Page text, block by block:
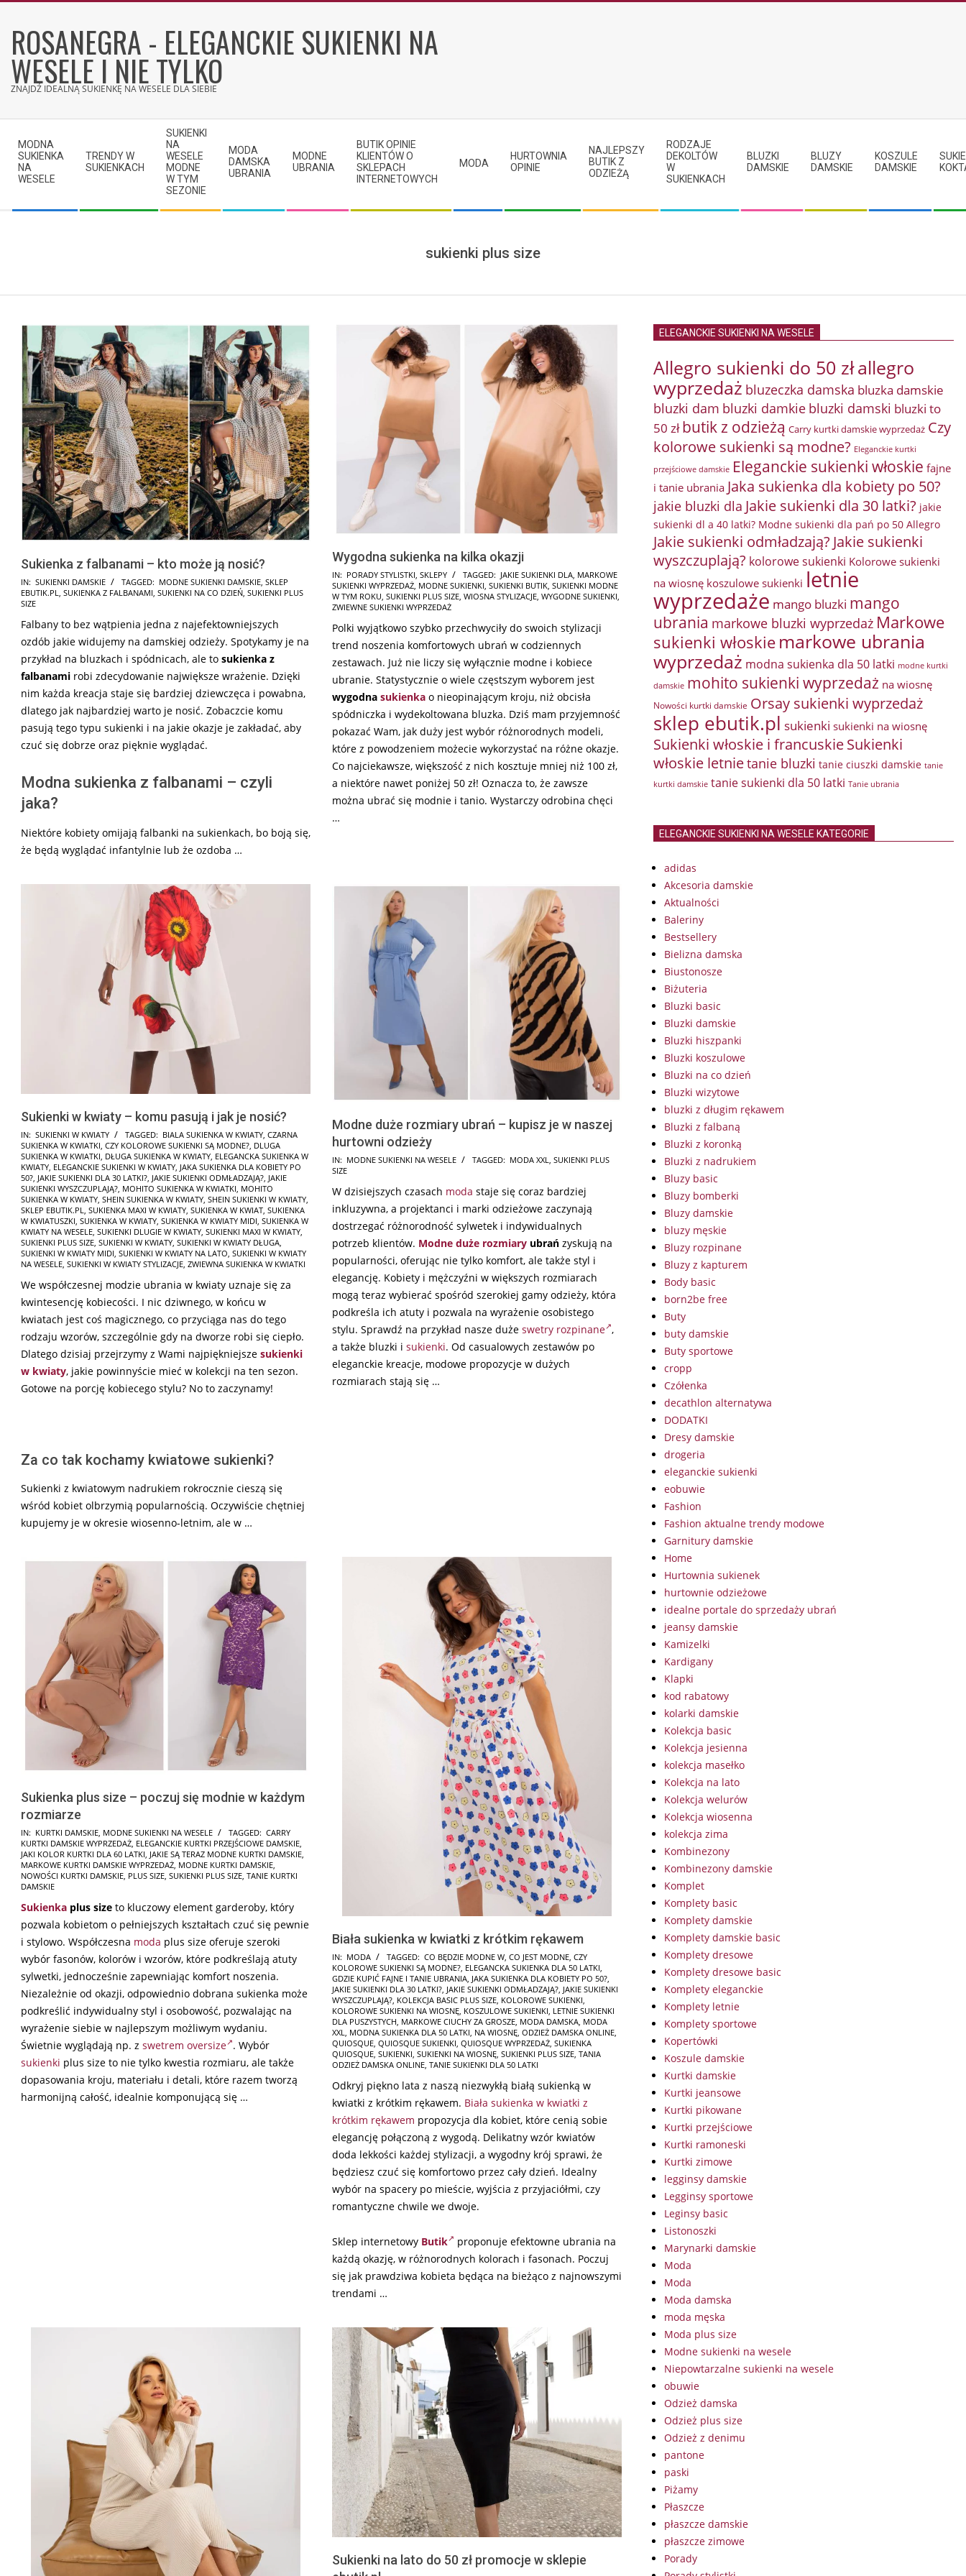
contentROSANEGRA - ELEGANCKIE SUKIENKI NA
WESELE I NIE TYLKO
ZNAJDŹ IDEALNĄ SUKIENKĘ NA WESELE DLA SIEBIE
Navigation
Menu
MODNA
SUKIENKA
NA
WESELE
TRENDY W
SUKIENKACH
SUKIENKI
NA
WESELE
MODNE
W TYM
SEZONIE
MODA
DAMSKA
UBRANIA
MODNE
UBRANIA
BUTIK OPINIE
KLIENTÓW O
SKLEPACH
INTERNETOWYCH
MODA
HURTOWNIA
OPINIE
NAJLEPSZY
BUTIK Z
ODZIEŻĄ
RODZAJE
DEKOLTÓW
W
SUKIENKACH
BLUZKI
DAMSKIE
BLUZY
DAMSKIE
KOSZULE
DAMSKIE
sukienki plus size
Sukienka z falbanami – kto może ją nosić?
2026-
06-
IN: SUKIENKI DAMSKIE TAGGED: MODNE SUKIENKI DAMSKIE, SKLEP
EBUTIK.PL, SUKIENKA Z FALBANAMI, SUKIENKI NA CO DZIEŃ, SUKIENKI PLUS
SIZE
Falbany to bez wątpienia jedna z najefektowniejszych
ozdób jakie widujemy na damskiej odzieży. Spotykamy je na
przykład na bluzkach i spódnicach, ale to sukienka z
falbanami robi zdecydowanie największe wrażenie. Dzięki
nim każda kreacja staje się bardziej dziewczęca i powabna,
dlatego jak najbardziej warto je nosić. Zobaczcie komu
pasują tego typu sukienki i na jakie okazje je zakładać, aby
czuć się dobrze oraz pięknie wyglądać.
Modna sukienka z falbanami – czyli
jaka?
Niektóre kobiety omijają falbanki na sukienkach, bo boją się,
że będą wyglądać infantylnie lub że ozdoba …
Wygodna sukienka na kilka okazji
2025-
03-
04
IN: PORADY STYLISTKI, SKLEPY TAGGED: JAKIE SUKIENKI DLA, MARKOWE
SUKIENKI WYPRZEDAŻ, MODNE SUKIENKI, SUKIENKI BUTIK, SUKIENKI MODNE
W TYM ROKU, SUKIENKI PLUS SIZE, WIOSNA STYLIZACJE, WYGODNE SUKIENKI,
ZWIEWNE SUKIENKI WYPRZEDAŻ
Polki wyjątkowo szybko przechwyciły do swoich stylizacji
trend noszenia komfortowych ubrań w codziennych
zestawach. Już nie liczy się wyłącznie modne i kobiece
ubranie. Statystycznie o wiele częstszym wyborem jest
wygodna sukienka o nieopinającym kroju, niż obcisła
spódniczka i wydekoltowana bluzka. Dziś mam przyjemność
pokazać Wam, jak duży jest wybór różnorodnych modeli,
które z powodzeniem możecie wykorzystać na różne okazje.
Co najciekawsze, większość z nich kosztuje mniej niż 100 zł,
a niektóre nawet poniżej 50 zł! Oznacza to, że zawsze
można ubrać się modnie i tanio. Wystarczy odrobina chęci
…
Sukienki w kwiaty – komu pasują i jak je nosić?
2025-
01-
24
IN: SUKIENKI W KWIATY TAGGED: BIALA SUKIENKA W KWIATY, CZARNA
SUKIENKA W KWIATKI, CZY KOLOROWE SUKIENKI SĄ MODNE?, DLUGA
SUKIENKA W KWIATKI, DŁUGA SUKIENKA W KWIATY, ELEGANCKA SUKIENKA W
KWIATY, ELEGANCKIE SUKIENKI W KWIATY, JAKA SUKIENKA DLA KOBIETY PO
50?, JAKIE SUKIENKI DLA 30 LATKI?, JAKIE SUKIENKI ODMŁADZAJĄ?, JAKIE
SUKIENKI WYSZCZUPLAJĄ?, MOHITO SUKIENKA W KWIATKI, MOHITO
SUKIENKA W KWIATY, SHEIN SUKIENKA W KWIATY, SHEIN SUKIENKI W KWIATY,
SKLEP EBUTIK.PL, SUKIENKA MAXI W KWIATY, SUKIENKA W KWIAT, SUKIENKA
W KWIATUSZKI, SUKIENKA W KWIATY, SUKIENKA W KWIATY MIDI, SUKIENKA W
KWIATY NA WESELE, SUKIENKI DLUGIE W KWIATY, SUKIENKI MAXI W KWIATY,
SUKIENKI PLUS SIZE, SUKIENKI W KWIATY, SUKIENKI W KWIATY DŁUGA,
SUKIENKI W KWIATY MIDI, SUKIENKI W KWIATY NA LATO, SUKIENKI W KWIATY
NA WESELE, SUKIENKI W KWIATY STYLIZACJE, ZWIEWNA SUKIENKA W KWIATKI
We współczesnej modzie ubrania w kwiaty uznaje się za
kwintesencję kobiecości. I nic dziwnego, w końcu w
kwiatach jest coś magicznego, co przyciąga nas do tego
rodzaju wzorów, szczególnie gdy na dworze robi się ciepło.
Dlatego dzisiaj przejrzymy z Wami najpiękniejsze sukienki
w kwiaty, jakie powinnyście mieć w kolekcji na ten sezon.
Gotowe na porcję kobiecego stylu? No to zaczynamy!
Za co tak kochamy kwiatowe sukienki?
Sukienki z kwiatowym nadrukiem rokrocznie cieszą się
wśród kobiet olbrzymią popularnością. Oczywiście chętniej
kupujemy je w okresie wiosenno-letnim, ale w …
Modne duże rozmiary ubrań – kupisz je w naszej
hurtowni odzieży
2024-
09-
28
IN: MODNE SUKIENKI NA WESELE TAGGED: MODA XXL
SUKIENKI PLUS
SIZE
W dzisiejszych czasach moda staje się coraz bardziej
inkluzywna, a projektanci i marki odzieżowe zaczynają
dostrzegać różnorodność sylwetek i indywidualnych
potrzeb klientów. Modne duże rozmiary ubrań zyskują na
popularności, oferując nie tylko komfort, ale także styl i
elegancję. Kobiety i mężczyźni w większych rozmiarach
mogą teraz wybierać spośród szerokiej gamy odzieży, która
podkreśla ich atuty i pozwala na wyrażenie osobistego
stylu. Sprawdź na przykład nasze duże swetry rozpinane ,
a także bluzki i sukienki. Od casualowych zestawów po
eleganckie kreacje, modowe propozycje w dużych
rozmiarach stają się …
Sukienka plus size – poczuj się modnie w każdym
rozmiarze
2024-
08-
09
IN: KURTKI DAMSKIE MODNE SUKIENKI NA WESELE TAGGED: CARRY
KURTKI DAMSKIE WYPRZEDAŻ ELEGANCKIE KURTKI PRZEJŚCIOWE DAMSKIE
JAKI KOLOR KURTKI DLA 60 LATKI JAKIE SĄ TERAZ MODNE KURTKI DAMSKIE
MARKOWE KURTKI DAMSKIE WYPRZEDAŻ MODNE KURTKI DAMSKIE
NOWOŚCI KURTKI DAMSKIE PLUS SIZE SUKIENKI PLUS SIZE TANIE KURTKI
DAMSKIE
Sukienka plus size to kluczowy element garderoby, który
pozwala kobietom o pełniejszych kształtach czuć się pewnie
i stylowo. Współczesna moda plus size oferuje szeroki
wybór fasonów, kolorów i wzorów, które podkreślają atuty
sylwetki, jednocześnie zapewniając komfort noszenia.
Niezależnie od okazji, odpowiednio dobrana sukienka może
podkreślić indywidualny styl i osobowość, pozwalając na
wyrażenie siebie w najlepszym możliwym wydaniu.
Świetnie wyglądają np. z swetrem oversize . Wybór
sukienki plus size to nie tylko kwestia rozmiaru, ale także
dopasowania kroju, materiału i detali, które razem tworzą
harmonijną całość, idealnie komponującą się …
Biała sukienka w kwiatki z krótkim rękawem
2024-
08-
08
IN: MODA TAGGED: CO BĘDZIE MODNE W CO JEST MODNE CZY
KOLOROWE SUKIENKI SĄ MODNE? ELEGANCKA SUKIENKA DLA 50 LATKI
GDZIE KUPIĆ FAJNE I TANIE UBRANIA JAKA SUKIENKA DLA KOBIETY PO 50?
JAKIE SUKIENKI DLA 30 LATKI? JAKIE SUKIENKI ODMŁADZAJĄ? JAKIE SUKIENKI
WYSZCZUPLAJĄ? KOLEKCJA BASIC PLUS SIZE KOLOROWE SUKIENKI
KOLOROWE SUKIENKI NA WIOSNĘ KOSZULOWE SUKIENKI LETNIE SUKIENKI
DLA PUSZYSTYCH MARKOWE CIUCHY ZA GROSZE MODA DAMSKA MODA
XXL
MODNA SUKIENKA DLA 50 LATKI NA WIOSNĘ ODZIEŻ DAMSKA ONLINE
QUIOSQUE QUIOSQUE SUKIENKI QUIOSQUE WYPRZEDAŻ SUKIENKA
QUIOSQUE SUKIENKI SUKIENKI NA WIOSNĘ SUKIENKI PLUS SIZE TANIA
ODZIEŻ DAMSKA ONLINE TANIE SUKIENKI DLA 50 LATKI
Odkryj piękno lata z naszą niezwykłą białą sukienką w
kwiatki z krótkim rękawem. Biała sukienka w kwiatki z
krótkim rękawem propozycja dla kobiet, które cenią sobie
elegancję połączoną z wygodą. Delikatny wzór kwiatów
doda lekkości każdej stylizacji, a wygodny krój sprawi, że
będziesz czuć się komfortowo przez cały dzień. Idealny
wybór na spacery po mieście, wyjścia z przyjaciółmi, czy
romantyczne chwile we dwoje.
Sklep internetowy Butik proponuje efektowne ubrania na
każdą okazję, w różnorodnych kolorach i fasonach. Poczuj
się jak prawdziwa kobieta będąca na bieżąco z najnowszymi
trendami …
Sukienki na lato do 50 zł promocje w sklepie
ELEGANCKIE SUKIENKI NA WESELE
Allegro sukienki do 50 złallegro
wyprzedaż bluzeczka damska bluzka damskie
bluzki dam bluzki damkie bluzki damski bluzki to
50 zł butik z odzieżą Carry kurtki damskie wyprzedaż Czy
kolorowe sukienki są modne? Eleganckie kurtki
przejściowe damskie Eleganckie sukienki włoskie fajne
i tanie ubrania Jaka sukienka dla kobiety po 50?
jakie bluzki dla Jakie sukienki dla 30 latki? jakie
sukienki dl a 40 latki? Modne sukienki dla pań po 50 Allegro
Jakie sukienki odmładzają? Jakie sukienki
wyszczuplają? kolorowe sukienki Kolorowe sukienki
na wiosnę koszulowe sukienki letnie
wyprzedaże mango bluzki mango
ubrania markowe bluzki wyprzedaż Markowe
sukienki włoskie markowe ubrania
wyprzedaż modna sukienka dla 50 latki modne kurtki
damskie mohito sukienki wyprzedaż na wiosnę
Nowości kurtki damskie Orsay sukienki wyprzedaż
sklep ebutik.pl sukienki sukienki na wiosnę
Sukienki włoskie i francuskieSukienki
włoskie letnietanie bluzki tanie ciuszki damskie tanie
kurtki damskie tanie sukienki dla 50 latki Tanie ubrania
ELEGANCKIE SUKIENKI NA WESELE KATEGORIE
adidas
Akcesoria damskie
Aktualności
Baleriny
Bestsellery
Bielizna damska
Biustonosze
Biżuteria
Bluzki basic
Bluzki damskie
Bluzki hiszpanki
Bluzki koszulowe
Bluzki na co dzień
Bluzki wizytowe
bluzki z długim rękawem
Bluzki z falbaną
Bluzki z koronką
Bluzki z nadrukiem
Bluzy basic
Bluzy bomberki
Bluzy damskie
bluzy męskie
Bluzy rozpinane
Bluzy z kapturem
Body basic
born2be free
Buty
buty damskie
Buty sportowe
cropp
Czółenka
decathlon alternatywa
DODATKI
Dresy damskie
drogeria
eleganckie sukienki
eobuwie
Fashion
Fashion aktualne trendy modowe
Garnitury damskie
Home
Hurtownia sukienek
hurtownie odzieżowe
idealne portale do sprzedaży ubrań
jeansy damskie
Kamizelki
Kardigany
Klapki
kod rabatowy
kolarki damskie
Kolekcja basic
Kolekcja jesienna
kolekcja masełko
Kolekcja na lato
Kolekcja welurów
Kolekcja wiosenna
kolekcja zima
Kombinezony
Kombinezony damskie
Komplet
Komplety basic
Komplety damskie
Komplety damskie basic
Komplety dresowe
Komplety dresowe basic
Komplety eleganckie
Komplety letnie
Komplety sportowe
Kopertówki
Koszule damskie
Kurtki damskie
Kurtki jeansowe
Kurtki pikowane
Kurtki przejściowe
Kurtki ramoneski
Kurtki zimowe
legginsy damskie
Legginsy sportowe
Leginsy basic
Listonoszki
Marynarki damskie
Moda
Moda
Moda damska
moda męska
Moda plus size
Modne sukienki na wesele
Niepowtarzalne sukienki na wesele
obuwie
Odzież damska
Odzież plus size
Odzież z denimu
pantone
paski
Piżamy
Płaszcze
płaszcze damskie
płaszcze zimowe
Porady